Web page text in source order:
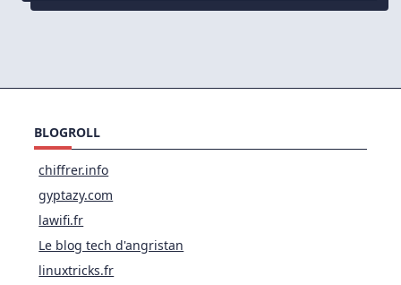
De
BLOGROLL
chiffrer.info
gyptazy.com
lawifi.fr
Le blog tech d'angristan
linuxtricks.fr